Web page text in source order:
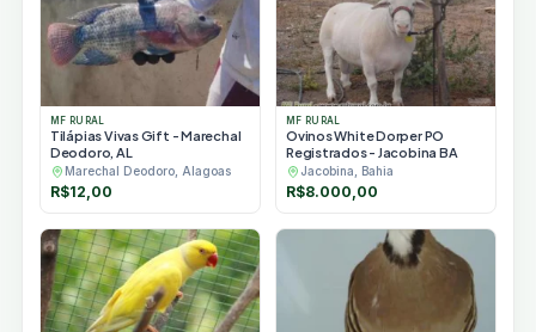
MF RURAL
Tilápias Vivas Gift - Marechal
Deodoro, AL
Marechal Deodoro, Alagoas
R$12,00
MF RURAL
Ovinos White Dorper PO
Registrados - Jacobina BA
Jacobina, Bahia
R$8.000,00